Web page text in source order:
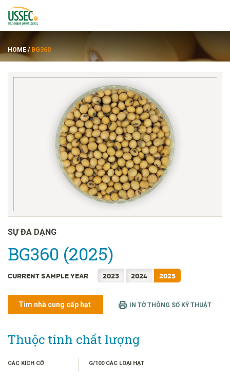
các nhà cung cấp
ENGLISH
FRANÇAIS
日本語
한국어
简体中文
ไทย
HOME / BG360
SỰ ĐA DẠNG
BG360 (2025)
CURRENT SAMPLE YEAR 2023 2024 2025
Tìm nhà cung cấp hạt IN TỜ THÔNG SỐ KỸ THUẬT
Thuộc tính chất lượng
CÁC KÍCH CỠ G/100 CÁC LOẠI HẠT